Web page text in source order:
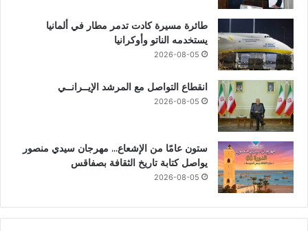
طائرة مسيرة كادت تدمر مطار في ألمانيا
يستخدمه الناتو وأوكرانيا
2026-08-05
انقطاع التواصل مع المرشد الإيــرانــي
2026-08-05
ستون عامًا من الإشعاع… مهرجان سيدي منصور
يواصل كتابة تاريخ الثقافة بصفاقس
2026-08-05